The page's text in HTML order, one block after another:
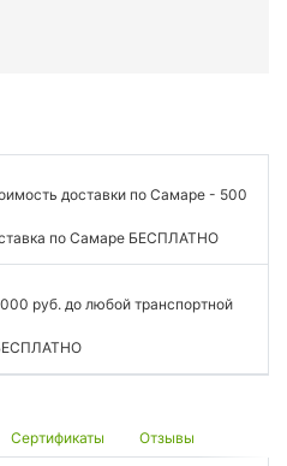
доставки по Самаре - 500
по Самаре БЕСПЛАТНО
руб. до любой транспортной
Сертификаты Отзывы